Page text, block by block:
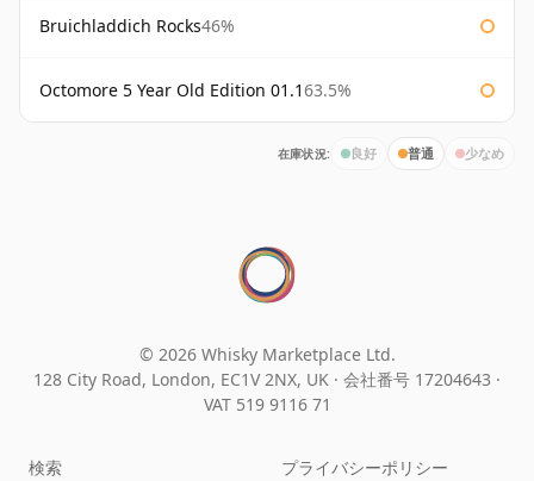
Bruichladdich Rocks46%
Octomore 5 Year Old Edition 01.163.5%
在庫状況: 良好 普通 少なめ
© 2026 Whisky Marketplace Ltd.
128 City Road, London, EC1V 2NX, UK · 会社番号 17204643 ·
VAT 519 9116 71
検索
プライバシーポリシー